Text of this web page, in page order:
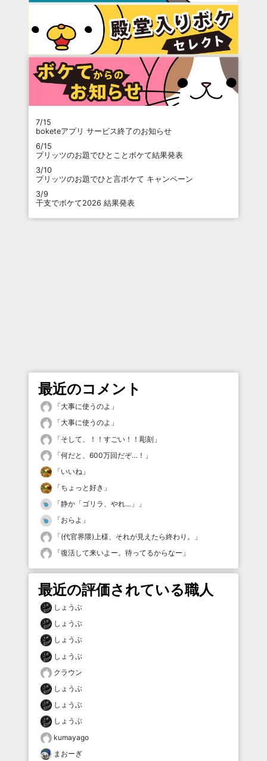
7/15
boketeアプリ サービス終了のお知らせ
6/15
プリッツのお題でひとことボケて結果発表
3/10
プリッツのお題でひと言ボケて キャンペーン
3/9
干支でボケて2026 結果発表
最近のコメント
「大事に使うのよ 」
「大事に使うのよ 」
「そして、！！すごい！！彫刻 」
「何だと、600万回だぞ…！ 」
「いいね 」
「ちょっと好き 」
「静か「ゴリラ、やれ…」
」
「おらよ 」
「(代官界隈)上様、それが見えたら終わり。
」
「復活して来いよー。待ってるからなー 」
最近の評価されている職人
しょうぶ
しょうぶ
しょうぶ
しょうぶ
クラウン
しょうぶ
しょうぶ
しょうぶ
kumayago
まおーぎ